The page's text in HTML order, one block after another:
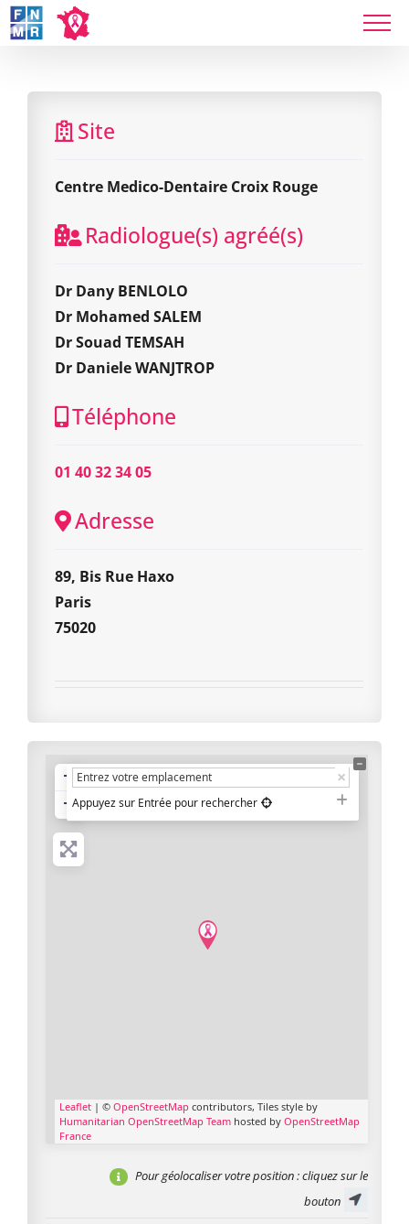
Skip
to
Site
Centre Medico-Dentaire Croix Rouge
Radiologue(s) agréé(s)
Dr Dany BENLOLO
Dr Mohamed SALEM
Dr Souad TEMSAH
Dr Daniele WANJTROP
Téléphone
01 40 32 34 05
Adresse
89, Bis Rue Haxo
Paris
75020
+
−Appuyez sur Entrée pour rechercher
Leaflet | © OpenStreetMap contributors, Tiles style by
Humanitarian OpenStreetMap Team hosted by OpenStreetMap
France
Pour géolocaliser votre position: cliquez sur le
bouton